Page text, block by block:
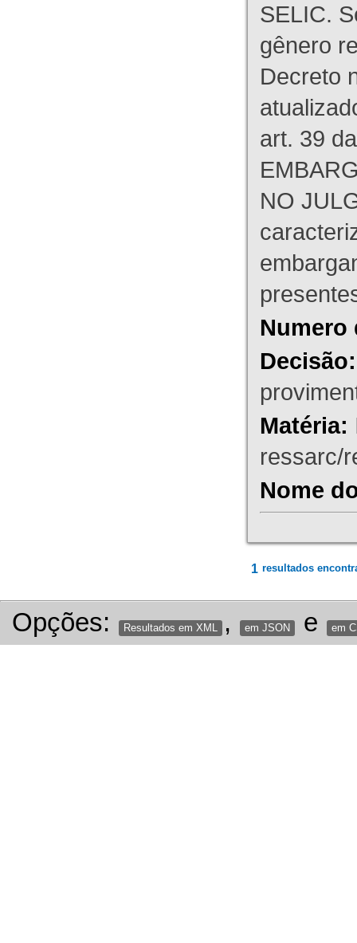
SELIC.
gênero
Decreto
art. 39
NO
Numero
Decisão:
Matéria:
ressarc/
Nome
1 resultados
Opções: Resultados em XML , em JSON e em